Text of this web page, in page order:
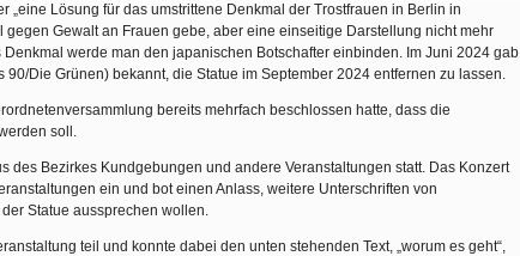
Lösung für das umstrittene Denkmal der Trostfrauen in Berlin in
gegen Gewalt an Frauen gebe, aber eine einseitige Darstellung nicht mehr
werde man den japanischen Botschafter einbinden. Im Juni 2024 gab
Die Grünen) bekannt, die Statue im September 2024 entfernen zu lassen.
bereits mehrfach beschlossen hatte, dass die
soll.
des Bezirkes Kundgebungen und andere Veranstaltungen statt. Das Konzert
ein und bot einen Anlass, weitere Unterschriften von
Statue aussprechen wollen.
teil und konnte dabei den unten stehenden Text, „worum es geht“,